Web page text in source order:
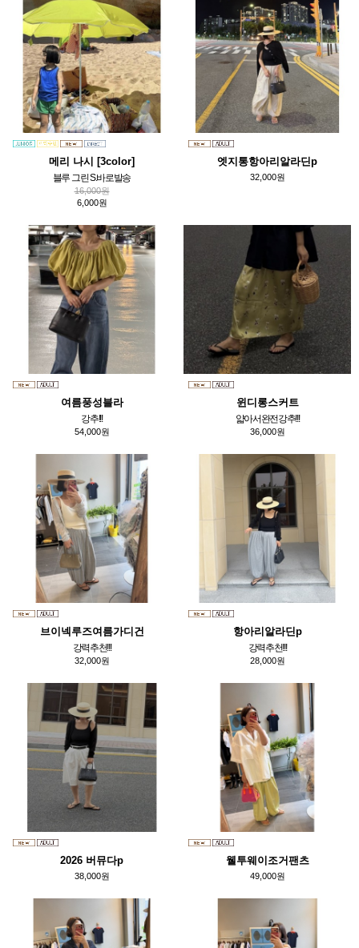
메리 나시 [3color]
블루 그린 S.바로발송
16,000원
6,000원
엣지통항아리알라딘p
32,000원
여름풍성블라
강추!!!
54,000원
윈디롱스커트
얇아서완전강추!!!
36,000원
브이넥루즈여름가디건
강력추천!!!
32,000원
항아리알라딘p
강력추천!!!
28,000원
2026 버뮤다p
38,000원
웰투웨이조거팬츠
49,000원